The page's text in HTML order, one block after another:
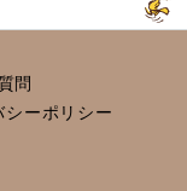
問
シーポリシー